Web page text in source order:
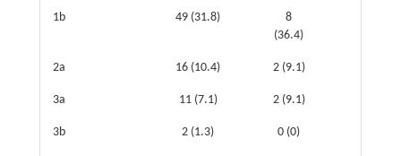
1b 49 (31.8)
8
(36.4)
2a 16 (10.4) 2 (9.1)
3a 11 (7.1) 2 (9.1)
3b 2 (1.3) 0 (0)